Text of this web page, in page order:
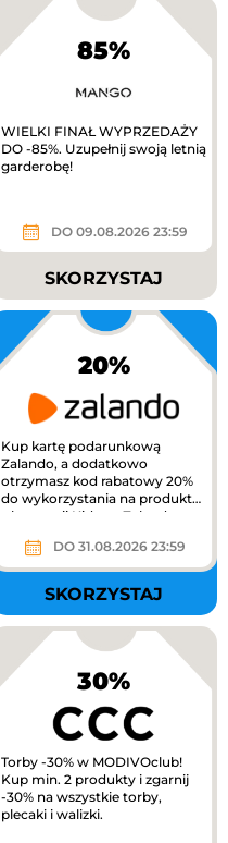
85%
WIELKI FINAŁ WYPRZEDAŻY
DO -85%. Uzupełnij swoją letnią
garderobę!
DO 09.08.2026 23:59
SKORZYSTAJ
20%
Kup kartę podarunkową
Zalando, a dodatkowo
otrzymasz kod rabatowy 20%
do wykorzystania na produkty
z kategorii Kids na Zalando.
DO 31.08.2026 23:59
SKORZYSTAJ
30%
Torby -30% w MODIVOclub!
Kup min. 2 produkty i zgarnij
-30% na wszystkie torby,
plecaki i walizki.